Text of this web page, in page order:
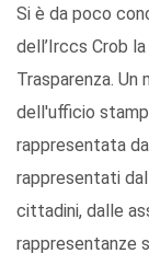
Si è da poco
dell’Irccs Crob
Trasparenza.
dell'ufficio
rappresentata
rappresentati
cittadini, dalle
rappresentanze